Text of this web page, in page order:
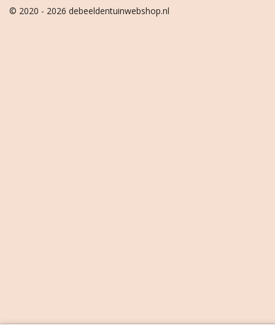
© 2020 - 2026 debeeldentuinwebshop.nl